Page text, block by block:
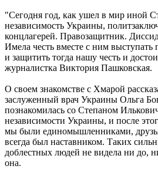
"Сегодня год, как ушел в мир иной
независимость Украины,
концлагерей. Правозащитник.
Имела честь вместе с ним выступать
и защитить тогда нашу честь и
журналистка Виктория Пашковская.
О своем знакомстве с Хмарой
заслуженный врач Украины Ольга
познакомилась со Степаном
независимости Украины, и после
мы были единомышленниками,
всегда был наставником. Таких
доблестных людей не видела ни до,
она.